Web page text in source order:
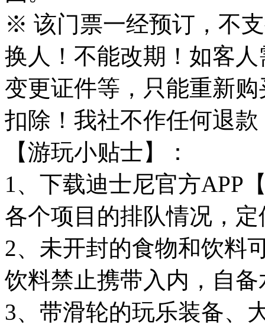
※ 该门票一经预订，不
换人！不能改期！如客
变更证件等，只能重新
扣除！我社不作任何退
【游玩小贴士】：
1、下载迪士尼官方APP
各个项目的排队情况，
2、未开封的食物和饮料
饮料禁止携带入内，自
3、带滑轮的玩乐装备、